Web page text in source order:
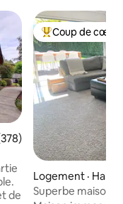
de 4,82 sur 5,
de
Coup de cœur
Coup de cœur
Logement ·
Superbe maison